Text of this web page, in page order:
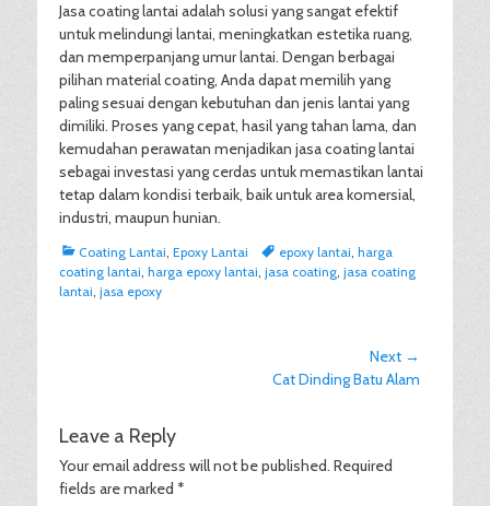
Jasa coating lantai adalah solusi yang sangat efektif
untuk melindungi lantai, meningkatkan estetika ruang,
dan memperpanjang umur lantai. Dengan berbagai
pilihan material coating, Anda dapat memilih yang
paling sesuai dengan kebutuhan dan jenis lantai yang
dimiliki. Proses yang cepat, hasil yang tahan lama, dan
kemudahan perawatan menjadikan jasa coating lantai
sebagai investasi yang cerdas untuk memastikan lantai
tetap dalam kondisi terbaik, baik untuk area komersial,
industri, maupun hunian.
Categories
Coating Lantai, Epoxy Lantai Tagsepoxy lantai, harga
coating lantai, harga epoxy lantai, jasa coating, jasa coating
lantai, jasa epoxy
Next →
NextCat Dinding Batu Alam
Leave a Reply
Your email address will not be published. Required
fields are marked *